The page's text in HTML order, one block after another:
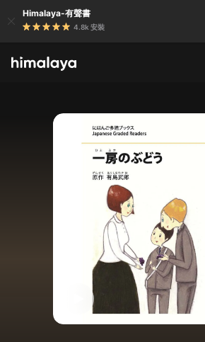
Himalaya-有聲書
4.8k 安裝